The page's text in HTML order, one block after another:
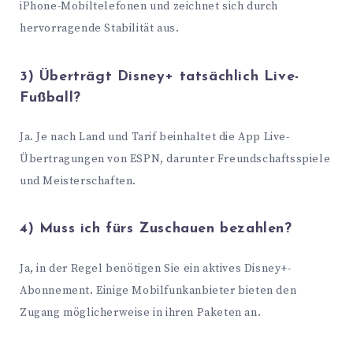
iPhone-Mobiltelefonen und zeichnet sich durch
hervorragende Stabilität aus.
3) Überträgt Disney+ tatsächlich Live-
Fußball?
Ja. Je nach Land und Tarif beinhaltet die App Live-
Übertragungen von ESPN, darunter Freundschaftsspiele
und Meisterschaften.
4) Muss ich fürs Zuschauen bezahlen?
Ja, in der Regel benötigen Sie ein aktives Disney+-
Abonnement. Einige Mobilfunkanbieter bieten den
Zugang möglicherweise in ihren Paketen an.